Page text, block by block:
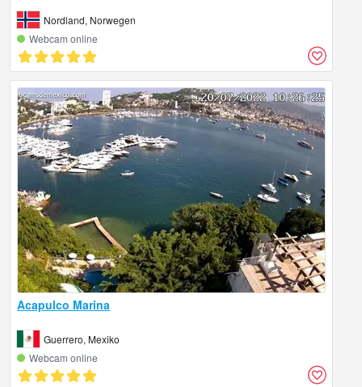
Nordland, Norwegen
Webcam online
Acapulco Marina
Guerrero, Mexiko
Webcam online